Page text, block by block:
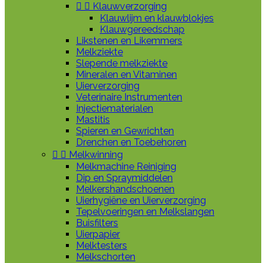
  Klauwverzorging
Klauwlijm en klauwblokjes
Klauwgereedschap
Likstenen en Likemmers
Melkziekte
Slepende melkziekte
Mineralen en Vitaminen
Uierverzorging
Veterinaire Instrumenten
Injectiematerialen
Mastitis
Spieren en Gewrichten
Drenchen en Toebehoren
  Melkwinning
Melkmachine Reiniging
Dip en Spraymiddelen
Melkershandschoenen
Uierhygiëne en Uierverzorging
Tepelvoeringen en Melkslangen
Buisfilters
Uierpapier
Melktesters
Melkschorten